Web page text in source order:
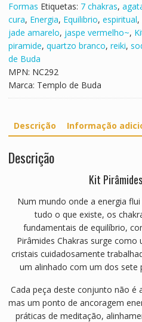
Formas Etiquetas: 7 chakras,
cura, Energia, Equilibrio, espiritual,
jade amarelo, jaspe vermelho~,
piramide, quartzo branco, reiki,
de Buda
MPN: NC292
Marca: Templo de Buda
Descrição Informação
Descrição
Kit
Num mundo onde a energia
tudo o que existe, os
fundamentais de equilíbrio,
Pirâmides Chakras surge
cristais cuidadosamente
um alinhado com um dos sete
Cada peça deste conjunto não
mas um ponto de ancoragem
práticas de meditação,